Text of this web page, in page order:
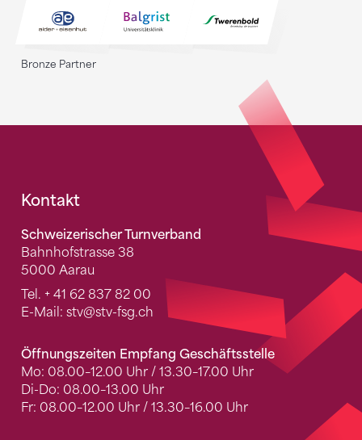
Bronze Partner
Fusszeile
Kontakt
Schweizerischer Turnverband
Bahnhofstrasse 38
5000 Aarau
Tel. + 41 62 837 82 00
E-Mail: stv@stv-fsg.ch
Öffnungszeiten Empfang Geschäftsstelle
Mo: 08.00–12.00 Uhr / 13.30–17.00 Uhr
Di-Do: 08.00–13.00 Uhr
Fr: 08.00–12.00 Uhr / 13.30–16.00 Uhr